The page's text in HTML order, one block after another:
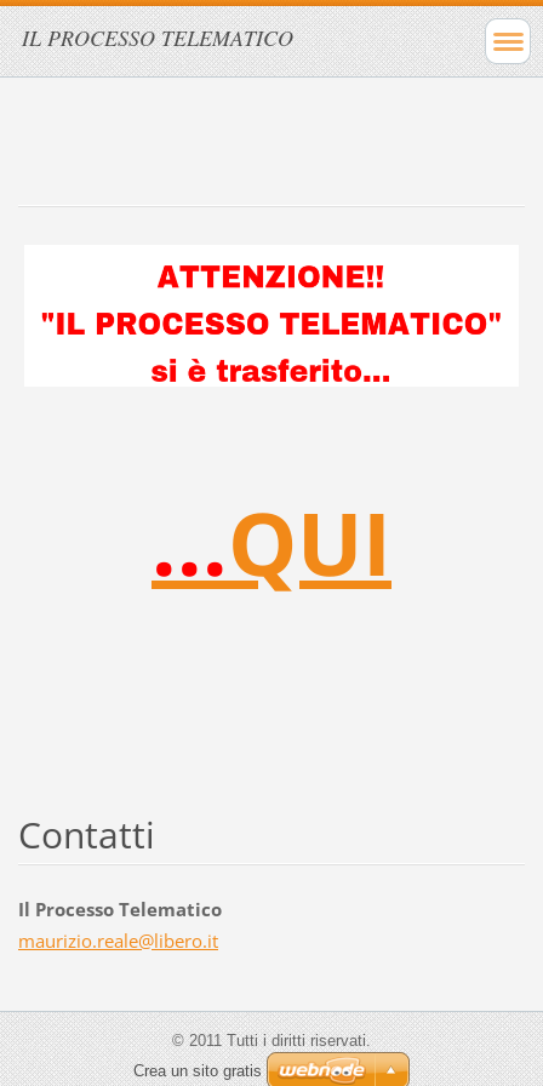
IL PROCESSO TELEMATICO
...QUI
Contatti
Il Processo Telematico
maurizio.reale@libero.it
© 2011 Tutti i diritti riservati.
Crea un sito gratis